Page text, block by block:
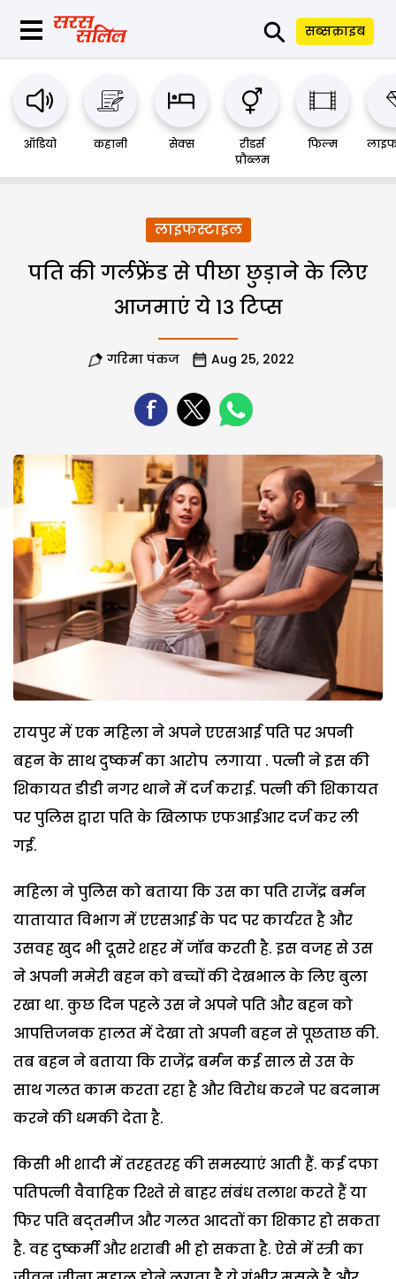
⚲ सब्सक्राइब
ऑडियो कहानी सेक्स
रीडर्स
प्रौब्लम
फिल्म
लाइफस्टाइल
पति की गर्लफ्रेंड से पीछा छुड़ाने के लिए
आजमाएं ये 13 टिप्स
गरिमा पंकज Aug 25, 2022
रायपुर में एक महिला ने अपने एएसआई पति पर अपनी
बहन के साथ दुष्कर्म का आरोप लगाया . पत्नी ने इस की
शिकायत डीडी नगर थाने में दर्ज कराई. पत्नी की शिकायत
पर पुलिस द्वारा पति के खिलाफ एफआईआर दर्ज कर ली
गई.
महिला ने पुलिस को बताया कि उस का पति राजेंद्र बर्मन
यातायात विभाग में एएसआई के पद पर कार्यरत है और
उसवह खुद भी दूसरे शहर में जॉब करती है. इस वजह से उस
ने अपनी ममेरी बहन को बच्चों की देखभाल के लिए बुला
रखा था. कुछ दिन पहले उस ने अपने पति और बहन को
आपत्तिजनक हालत में देखा तो अपनी बहन से पूछताछ की.
तब बहन ने बताया कि राजेंद्र बर्मन कई साल से उस के
साथ गलत काम करता रहा है और विरोध करने पर बदनाम
करने की धमकी देता है.
किसी भी शादी में तरहतरह की समस्याएं आती हैं. कई दफा
पतिपत्नी वैवाहिक रिश्ते से बाहर संबंध तलाश करते हैं या
फिर पति बद्तमीज और गलत आदतों का शिकार हो सकता
है. वह दुष्कर्मी और शराबी भी हो सकता है. ऐसे में स्त्री का